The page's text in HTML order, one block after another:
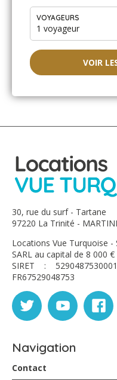
VOYAGEURS
1 voyageur
VOIR
30, rue du surf - Tartane
97220 La Trinité -
Locations Vue Turquoise -
SARL au capital de 8 000
SIRET :
FR67529048753
Navigation
Contact